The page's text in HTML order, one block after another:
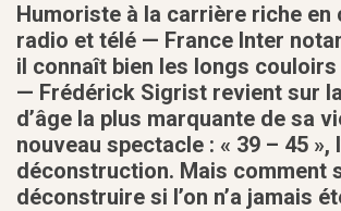
Humoriste à la carrière riche en
radio et télé — France Inter
il connaît bien les longs
— Frédérick Sigrist revient sur
d’âge la plus marquante de sa
nouveau spectacle : « 39 – 45 »,
déconstruction. Mais comment
déconstruire si l’on n’a jamais